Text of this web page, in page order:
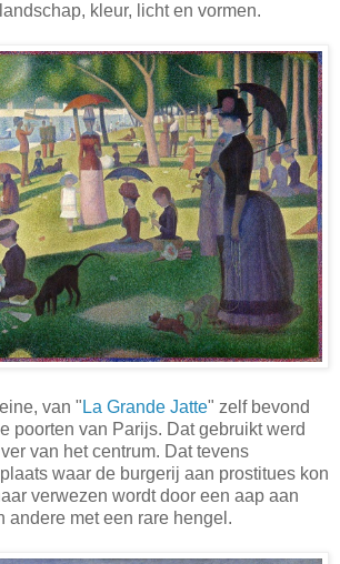
kleur, licht en vormen.
van " La Grande Jatte" zelf bevond
poorten van Parijs. Dat gebruikt werd
van het centrum. Dat tevens
waar de burgerij aan prostitues kon
verwezen wordt door een aap aan
andere met een rare hengel.